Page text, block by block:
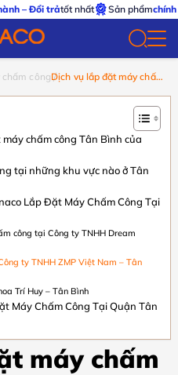
Đổi trảtốt nhất Sản phẩmchính
côngDịch vụ lắp đặt máy chấm
chấm công Tân Bình của
tại những khu vực nào ở Tân
Lắp Đặt Máy Chấm Công Tại
công tại Công ty TNHH Dream
ty TNHH ZMP Việt Nam – Tân
Trí Huy – Tân Bình
Máy Chấm Công Tại Quận Tân
máy chấm